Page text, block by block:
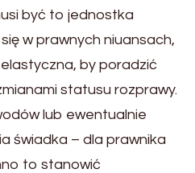
być to jednostka
w prawnych niuansach,
by poradzić
statusu rozprawy.
lub ewentualnie
świadka – dla prawnika
to stanowić